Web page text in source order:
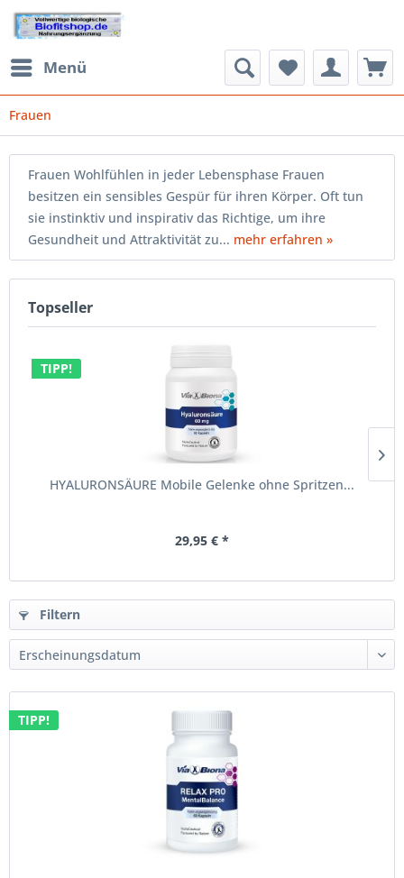
Menü
Frauen
Frauen Wohlfühlen in jeder Lebensphase Frauen
besitzen ein sensibles Gespür für ihren Körper. Oft tun
sie instinktiv und inspirativ das Richtige, um ihre
Gesundheit und Attraktivität zu... mehr erfahren »
Topseller
TIPP!
HYALURONSÄURE Mobile Gelenke ohne Spritzen...
29,95 € *
Filtern
TIPP!